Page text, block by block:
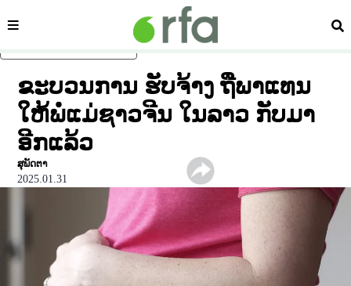
ໝວດ ຄົ້
ຂະບວນການ ຮັບຈ້າງ ຖືພາແທນ
ໃຫ້ພໍ່ແມ່ຊາວຈີນ ໃນລາວ ກັບມາ
ອີກແລ້ວ
ສຸພັດຕາ
2025.01.31